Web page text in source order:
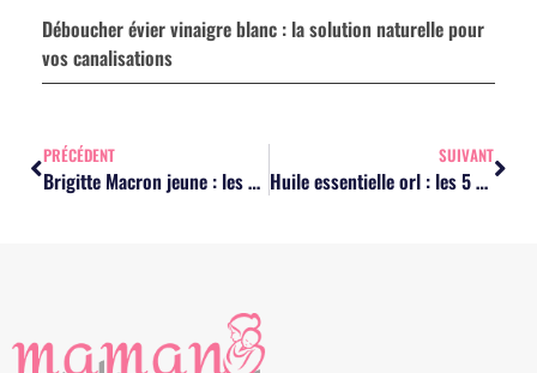
Déboucher évier vinaigre blanc : la solution naturelle pour
vos canalisations
PRÉCÉDENT
Brigitte Macron jeune : les clichés de sa vie d’enseignante à Amiens
SUIVANT
Huile essentielle orl : les 5 remèdes naturels pour protéger la famille